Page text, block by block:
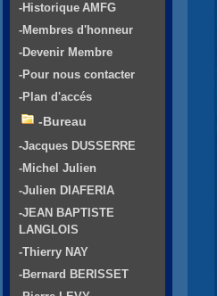
-Historique AMFG
-Membres d'honneur
-Devenir Membre
-Pour nous contacter
-Plan d'accés
-Bureau
-Jacques DUSSERRE
-Michel Julien
-Julien DIAFERIA
-JEAN BAPTISTE
LANGLOIS
-Thierry NAY
-Bernard BERISSET